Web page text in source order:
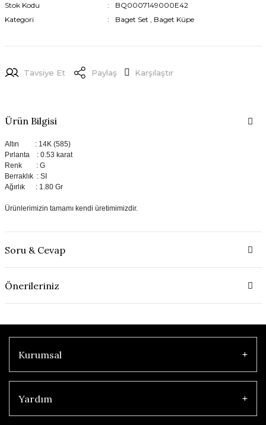
Stok Kodu
BQ0007149000E42
Kategori
Baget Set , Baget Küpe
Tavsiye Et Paylaş Karşılaştır
Ürün Bilgisi
Altın : 14K (585)
Pırlanta : 0.53 karat
Renk : G
Berraklık : SI
Ağırlık : 1.80 Gr
Ürünlerimizin tamamı kendi üretimimizdir.
Soru & Cevap
Önerileriniz
Kurumsal
Yardım